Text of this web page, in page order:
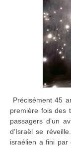
Précisément 45
première fois des
passagers d’un
d’Israël se
israélien a fini par